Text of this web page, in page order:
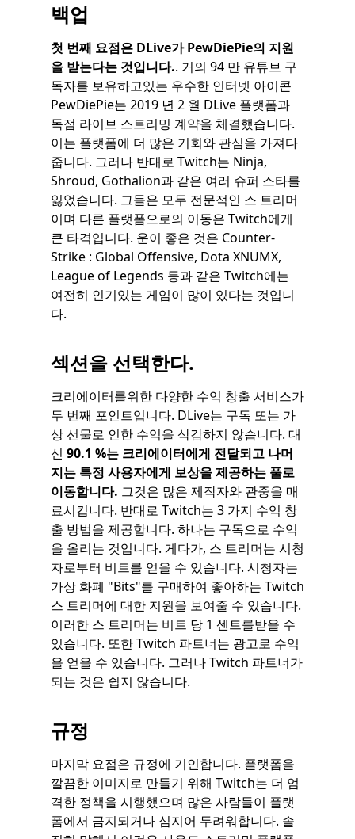
백업
첫 번째 요점은 DLive가 PewDiePie의 지원
을 받는다는 것입니다.. 거의 94 만 유튜브 구
독자를 보유하고있는 우수한 인터넷 아이콘
PewDiePie는 2019 년 2 월 DLive 플랫폼과
독점 라이브 스트리밍 계약을 체결했습니다.
이는 플랫폼에 더 많은 기회와 관심을 가져다
줍니다. 그러나 반대로 Twitch는 Ninja,
Shroud, Gothalion과 같은 여러 슈퍼 스타를
잃었습니다. 그들은 모두 전문적인 스 트리머
이며 다른 플랫폼으로의 이동은 Twitch에게
큰 타격입니다. 운이 좋은 것은 Counter-
Strike : Global Offensive, Dota XNUMX,
League of Legends 등과 같은 Twitch에는
여전히 인기있는 게임이 많이 있다는 것입니
다.
섹션을 선택한다.
크리에이터를위한 다양한 수익 창출 서비스가
두 번째 포인트입니다. DLive는 구독 또는 가
상 선물로 인한 수익을 삭감하지 않습니다. 대
신 90.1 %는 크리에이터에게 전달되고 나머
지는 특정 사용자에게 보상을 제공하는 풀로
이동합니다. 그것은 많은 제작자와 관중을 매
료시킵니다. 반대로 Twitch는 3 가지 수익 창
출 방법을 제공합니다. 하나는 구독으로 수익
을 올리는 것입니다. 게다가, 스 트리머는 시청
자로부터 비트를 얻을 수 있습니다. 시청자는
가상 화폐 "Bits"를 구매하여 좋아하는 Twitch
스 트리머에 대한 지원을 보여줄 수 있습니다.
이러한 스 트리머는 비트 당 1 센트를받을 수
있습니다. 또한 Twitch 파트너는 광고로 수익
을 얻을 수 있습니다. 그러나 Twitch 파트너가
되는 것은 쉽지 않습니다.
규정
마지막 요점은 규정에 기인합니다. 플랫폼을
깔끔한 이미지로 만들기 위해 Twitch는 더 엄
격한 정책을 시행했으며 많은 사람들이 플랫
폼에서 금지되거나 심지어 두려워합니다. 솔